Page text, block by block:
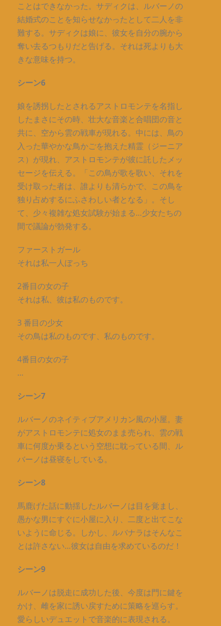
ことはできなかった。サディクは、ルバーノの
結婚式のことを知らせなかったとして二人を非
難する。サディクは娘に、彼女を自分の腕から
奪い去るつもりだと告げる。それは死よりも大
きな意味を持つ。
シーン6
娘を誘拐したとされるアストロモンテを名指し
したまさにその時、壮大な音楽と合唱団の音と
共に、空から雲の戦車が現れる。中には、鳥の
入った華やかな鳥かごを抱えた精霊（ジーニア
ス）が現れ、アストロモンテが彼に託したメッ
セージを伝える。「この鳥が歌を歌い、それを
受け取った者は、誰よりも清らかで、この鳥を
独り占めするにふさわしい者となる」。そし
て、少々複雑な処女試験が始まる…少女たちの
間で議論が勃発する。
ファーストガール
それは私一人ぼっち
2番目の女の子
それは私、彼は私のものです。
3 番目の少女
その鳥は私のものです、私のものです。
4番目の女の子
…
シーン7
ルバーノのネイティブアメリカン風の小屋。妻
がアストロモンテに処女のまま売られ、雲の戦
車に何度か乗るという空想に耽っている間、ル
バーノは昼寝をしている。
シーン8
馬鹿げた話に動揺したルバーノは目を覚まし、
愚かな男にすぐに小屋に入り、二度と出てこな
いように命じる。しかし、ルバナラはそんなこ
とは許さない…彼女は自由を求めているのだ！
シーン9
ルバーノは脱走に成功した後、今度は門に鍵を
かけ、雌を家に誘い戻すために策略を巡らす。
愛らしいデュエットで音楽的に表現される。